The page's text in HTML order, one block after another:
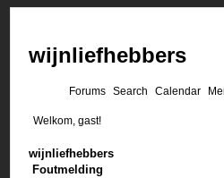
wijnliefhebbers
Forums Search Calendar
Welkom, gast!
wijnliefhebbers
Foutmelding